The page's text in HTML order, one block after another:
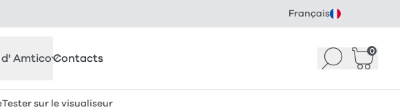
Français
AmticoContacts Recherche
0
Panier
Tester sur le visualiseur